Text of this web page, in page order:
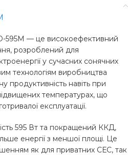
595M — це високоефективний
розроблений для
у сучасних сонячних
технологіям виробництва
продуктивність навіть при
температурах, що
експлуатації.
595 Вт та покращений ККД,
енергії з меншої площі. Це
як для приватних СЕС, так